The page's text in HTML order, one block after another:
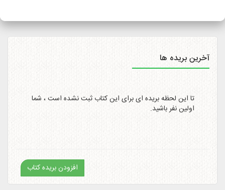
رقمی میسر است.
آخرین بریده ها
تا این لحظه بریده ای برای این کتاب ثبت نشده است ، شما
اولین نفر باشید.
افزودن بریده کتاب